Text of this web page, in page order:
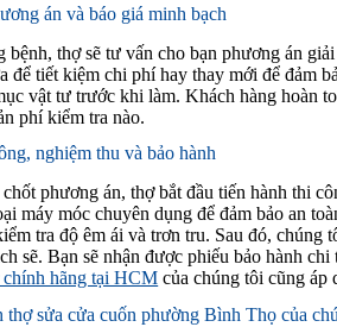
án và báo giá minh bạch
bệnh, thợ sẽ tư vấn cho bạn phương án
để tiết kiệm chi phí hay thay mới để đảm
vật tư trước khi làm. Khách hàng hoàn
phí kiểm tra nào.
nghiệm thu và bảo hành
phương án, thợ bắt đầu tiến hành thi
máy móc chuyên dụng để đảm bảo an
tra độ êm ái và trơn tru. Sau đó, chúng
sẽ. Bạn sẽ nhận được phiếu bảo hành
hãng tại HCM của chúng tôi cũng áp
thợ sửa cửa cuốn phường Bình Thọ của